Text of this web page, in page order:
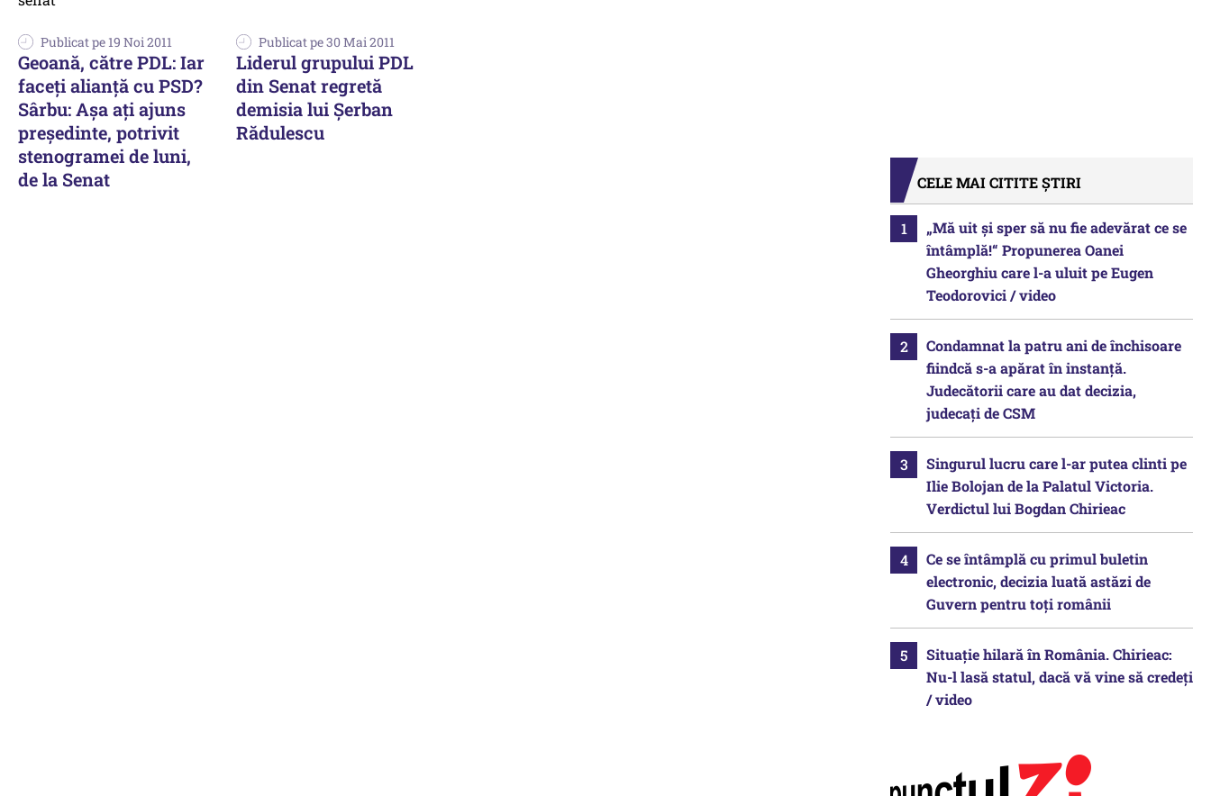
Publicat pe 19 Noi 2011
Geoană, către PDL: Iar
faceţi alianţă cu PSD?
Sârbu: Aşa aţi ajuns
preşedinte, potrivit
stenogramei de luni,
de la Senat
Publicat pe 30 Mai 2011
Liderul grupului PDL
din Senat regretă
demisia lui Şerban
Rădulescu
CELE MAI CITITE ȘTIRI
„Mă uit și sper să nu fie adevărat ce se
întâmplă!“ Propunerea Oanei
Gheorghiu care l-a uluit pe Eugen
Teodorovici / video
Condamnat la patru ani de închisoare
fiindcă s-a apărat în instanță.
Judecătorii care au dat decizia,
judecați de CSM
Singurul lucru care l-ar putea clinti pe
Ilie Bolojan de la Palatul Victoria.
Verdictul lui Bogdan Chirieac
Ce se întâmplă cu primul buletin
electronic, decizia luată astăzi de
Guvern pentru toți românii
Situație hilară în România. Chirieac:
Nu-l lasă statul, dacă vă vine să credeți
/ video